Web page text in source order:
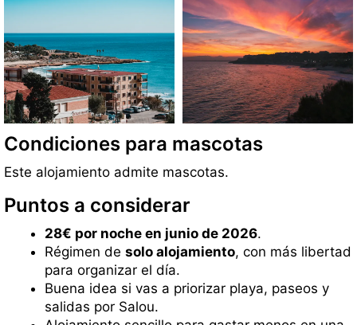
Condiciones para mascotas
Este alojamiento admite mascotas.
Puntos a considerar
28€ por noche en junio de 2026.
Régimen de solo alojamiento, con más libertad
para organizar el día.
Buena idea si vas a priorizar playa, paseos y
salidas por Salou.